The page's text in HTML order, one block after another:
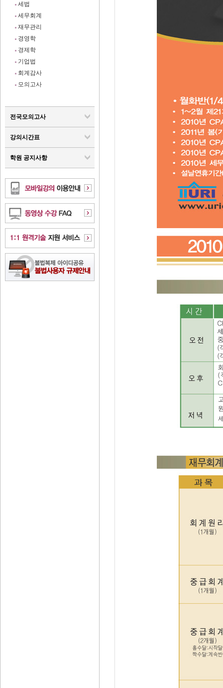
세법
세무회계
재무관리
경영학
경제학
기업법
회계감사
모의고사
전국모의고사
강의시간표
학원 공지사항